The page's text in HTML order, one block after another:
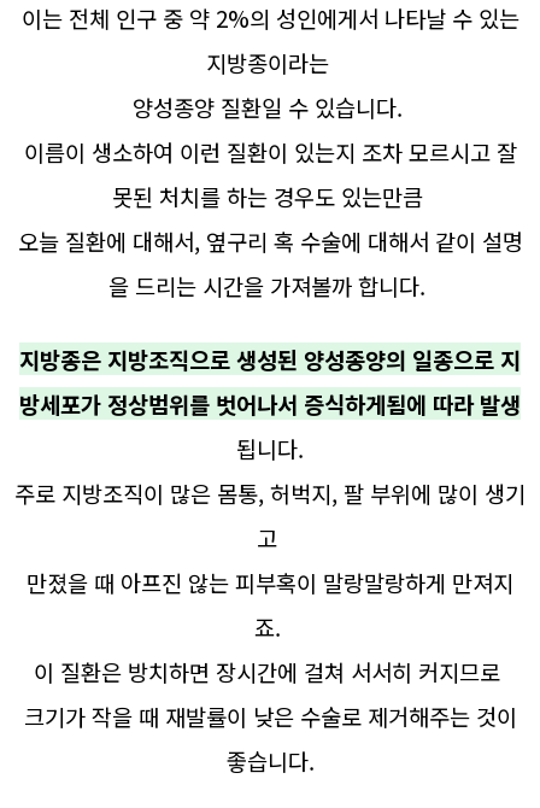
이는 전체 인구 중 약 2%의 성인에게서 나타날 수 있는
지방종이라는
양성종양 질환일 수 있습니다.
이름이 생소하여 이런 질환이 있는지 조차 모르시고 잘
못된 처치를 하는 경우도 있는만큼
오늘 질환에 대해서, 옆구리 혹 수술에 대해서 같이 설명
을 드리는 시간을 가져볼까 합니다.
지방종은 지방조직으로 생성된 양성종양의 일종으로 지
방세포가 정상범위를 벗어나서 증식하게됨에 따라 발생
됩니다.
주로 지방조직이 많은 몸통, 허벅지, 팔 부위에 많이 생기
고
만졌을 때 아프진 않는 피부혹이 말랑말랑하게 만져지
죠.
이 질환은 방치하면 장시간에 걸쳐 서서히 커지므로
크기가 작을 때 재발률이 낮은 수술로 제거해주는 것이
좋습니다.